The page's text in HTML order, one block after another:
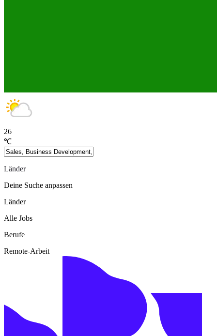
26
℃
Länder
Deine Suche anpassen
Länder
Alle Jobs
Berufe
Remote-Arbeit